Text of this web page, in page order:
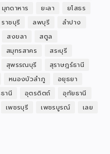
มุกดาหาร ยะลา
ยโสธร
ราชบุรี ลพบุรี
ลำปาง
สงขลา
สตูล
สมุทรสาคร
สระบุรี
สุพรรณบุรี
สุราษฎร์ธานี
หนองบัวลำภู
อยุธยา
านี อุตรดิตถ์
อุทัยธานี
เพชรบุรี เพชรบูรณ์
เลย